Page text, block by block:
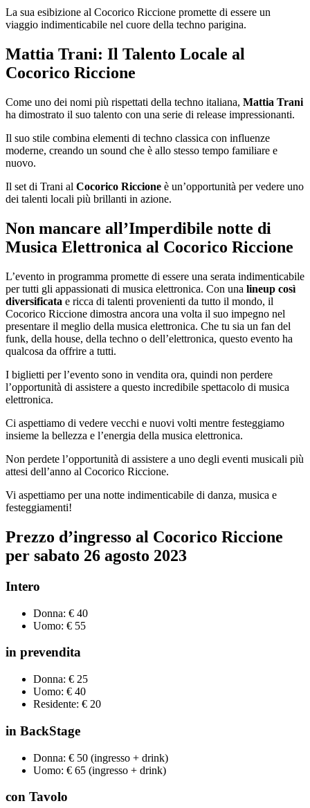
La sua esibizione al Cocorico Riccione promette di essere un
viaggio indimenticabile nel cuore della techno parigina.
Mattia Trani: Il Talento Locale al
Cocorico Riccione
Come uno dei nomi più rispettati della techno italiana, Mattia Trani
ha dimostrato il suo talento con una serie di release impressionanti.
Il suo stile combina elementi di techno classica con influenze
moderne, creando un sound che è allo stesso tempo familiare e
nuovo.
Il set di Trani al Cocorico Riccione è un’opportunità per vedere uno
dei talenti locali più brillanti in azione.
Non mancare all’Imperdibile notte di
Musica Elettronica al Cocorico Riccione
L’evento in programma promette di essere una serata indimenticabile
per tutti gli appassionati di musica elettronica. Con una lineup così
diversificata e ricca di talenti provenienti da tutto il mondo, il
Cocorico Riccione dimostra ancora una volta il suo impegno nel
presentare il meglio della musica elettronica. Che tu sia un fan del
funk, della house, della techno o dell’elettronica, questo evento ha
qualcosa da offrire a tutti.
I biglietti per l’evento sono in vendita ora, quindi non perdere
l’opportunità di assistere a questo incredibile spettacolo di musica
elettronica.
Ci aspettiamo di vedere vecchi e nuovi volti mentre festeggiamo
insieme la bellezza e l’energia della musica elettronica.
Non perdete l’opportunità di assistere a uno degli eventi musicali più
attesi dell’anno al Cocorico Riccione.
Vi aspettiamo per una notte indimenticabile di danza, musica e
festeggiamenti!
Prezzo d’ingresso al Cocorico Riccione
per sabato 26 agosto 2023
Intero
Donna: € 40
Uomo: € 55
in prevendita
Donna: € 25
Uomo: € 40
Residente: € 20
in BackStage
Donna: € 50 (ingresso + drink)
Uomo: € 65 (ingresso + drink)
con Tavolo